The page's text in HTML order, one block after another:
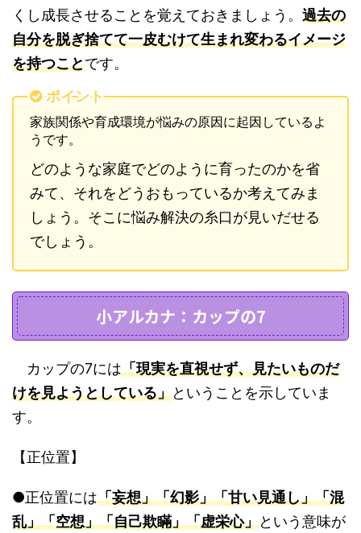
くし成長させることを覚えておきましょう。 過去の
自分を脱ぎ捨てて一皮むけて生まれ変わるイメージ
を持つことです。
ポイント
家族関係や育成環境が悩みの原因に起因しているよ
うです。
どのような家庭でどのように育ったのかを省
みて、それをどうおもっているか考えてみま
しょう。そこに悩み解決の糸口が見いだせる
でしょう。
小アルカナ：カップの7
カップの7には「現実を直視せず、見たいものだ
けを見ようとしている」ということを示していま
す。
【正位置】
●正位置には「妄想」「幻影」「甘い見通し」「混
乱」「空想」「自己欺瞞」「虚栄心」という意味が